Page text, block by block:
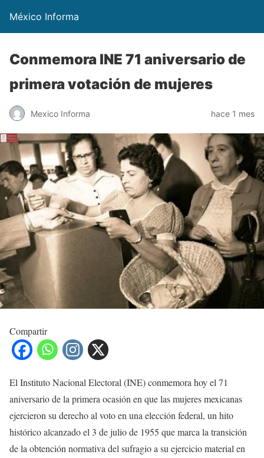
México Informa
Conmemora INE 71 aniversario de
primera votación de mujeres
Mexico Informa hace 1 mes
Compartir
El Instituto Nacional Electoral (INE) conmemora hoy el 71
aniversario de la primera ocasión en que las mujeres mexicanas
ejercieron su derecho al voto en una elección federal, un hito
histórico alcanzado el 3 de julio de 1955 que marca la transición
de la obtención normativa del sufragio a su ejercicio material en